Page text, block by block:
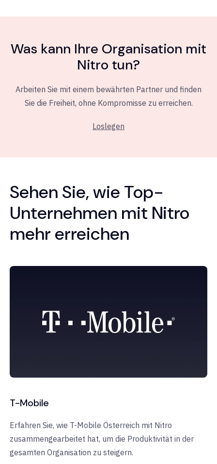
Was kann Ihre Organisation mit
Nitro tun?
Arbeiten Sie mit einem bewährten Partner und finden
Sie die Freiheit, ohne Kompromisse zu erreichen.
Loslegen
Sehen Sie, wie Top-
Unternehmen mit Nitro
mehr erreichen
T-Mobile
Erfahren Sie, wie T-Mobile Österreich mit Nitro
zusammengearbeitet hat, um die Produktivität in der
gesamten Organisation zu steigern.